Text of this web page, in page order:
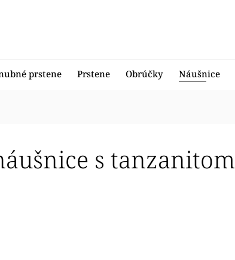
prstene Prstene Obrúčky Náušnice
s tanzanitom